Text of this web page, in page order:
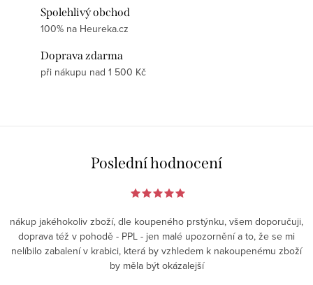
Spolehlivý obchod
100% na Heureka.cz
Doprava zdarma
při nákupu nad 1 500 Kč
Poslední hodnocení
nákup jakéhokoliv zboží, dle koupeného prstýnku, všem doporučuji,
doprava též v pohodě - PPL - jen malé upozornění a to, že se mi
nelíbilo zabalení v krabici, která by vzhledem k nakoupenému zboží
by měla být okázalejší